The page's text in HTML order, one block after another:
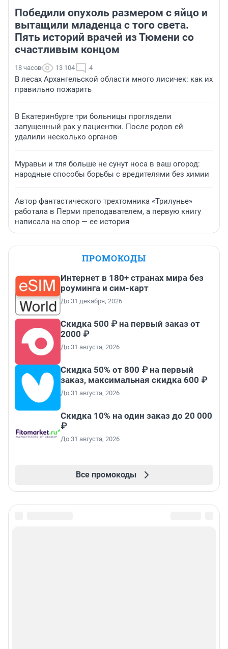
Победили опухоль размером с яйцо и
вытащили младенца с того света.
Пять историй врачей из Тюмени со
счастливым концом
18 часов 13 104 4
В лесах Архангельской области много лисичек: как их
правильно пожарить
В Екатеринбурге три больницы проглядели
запущенный рак у пациентки. После родов ей
удалили несколько органов
Муравьи и тля больше не сунут носа в ваш огород:
народные способы борьбы с вредителями без химии
Автор фантастического трехтомника «Трилунье»
работала в Перми преподавателем, а первую книгу
написала на спор — ее история
ПРОМОКОДЫ
Интернет в 180+ странах мира без
роуминга и сим-карт
До 31 декабря, 2026
Скидка 500 ₽ на первый заказ от
2000 ₽
До 31 августа, 2026
Скидка 50% от 800 ₽ на первый
заказ, максимальная скидка 600 ₽
До 31 августа, 2026
Скидка 10% на один заказ до 20 000
₽
До 31 августа, 2026
Все промокоды